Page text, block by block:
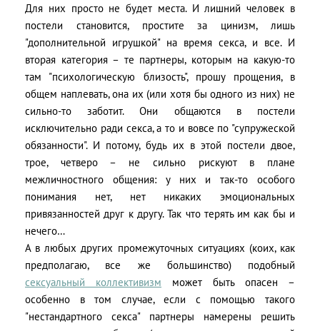
Для них просто не будет места. И лишний человек в
постели становится, простите за цинизм, лишь
"дополнительной игрушкой" на время секса, и все. И
вторая категория – те партнеры, которым на какую-то
там "психологическую близость", прошу прощения, в
общем наплевать, она их (или хотя бы одного из них) не
сильно-то заботит. Они общаются в постели
исключительно ради секса, а то и вовсе по "супружеской
обязанности". И потому, будь их в этой постели двое,
трое, четверо – не сильно рискуют в плане
межличностного общения: у них и так-то особого
понимания нет, нет никаких эмоциональных
привязанностей друг к другу. Так что терять им как бы и
нечего…
А в любых других промежуточных ситуациях (коих, как
предполагаю, все же большинство) подобный
сексуальный коллективизм может быть опасен –
особенно в том случае, если с помощью такого
"нестандартного секса" партнеры намерены решить